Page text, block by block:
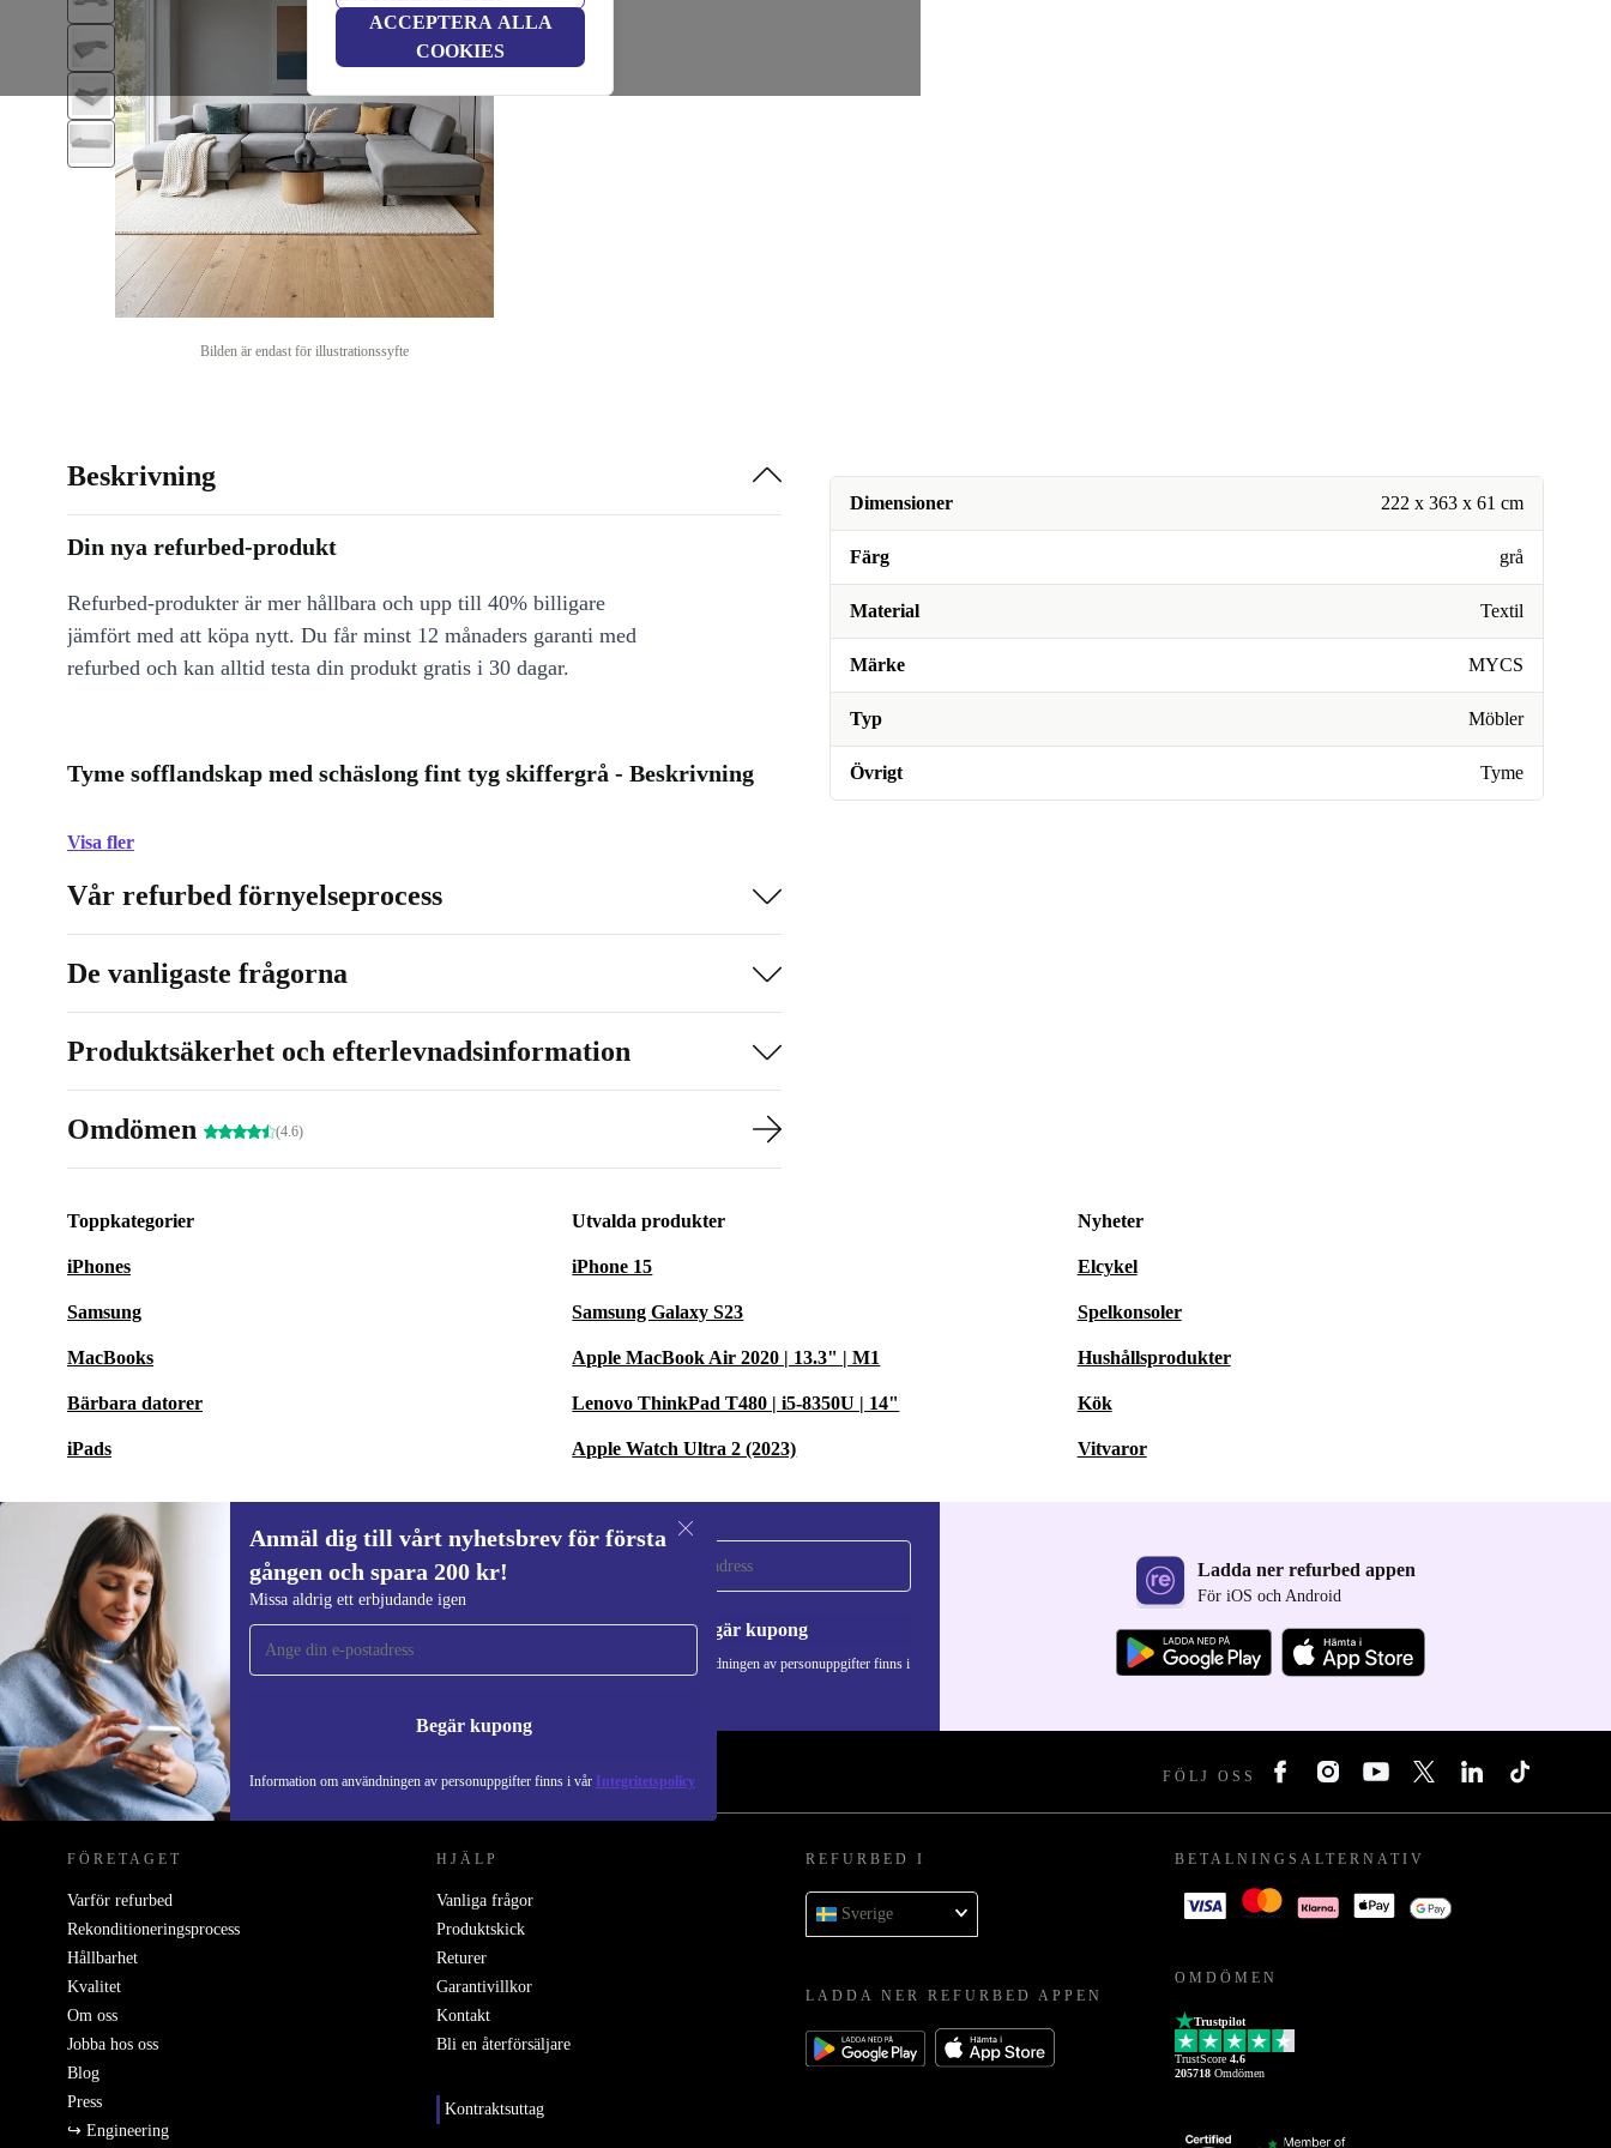
ACCEPTERA ALLA
COOKIES
Bilden är endast för illustrationssyfte
Dimensioner 222 x 363 x 61 cm
Färg grå
Material Textil
Märke MYCS
Typ Möbler
Övrigt Tyme
Beskrivning
Din nya refurbed-produkt
Refurbed-produkter är mer hållbara och upp till 40% billigare
jämfört med att köpa nytt. Du får minst 12 månaders garanti med
refurbed och kan alltid testa din produkt gratis i 30 dagar.
Tyme sofflandskap med schäslong fint tyg skiffergrå - Beskrivning
Visa fler
Vår refurbed förnyelseprocess
De vanligaste frågorna
Produktsäkerhet och efterlevnadsinformation
Omdömen (4.6)
Toppkategorier
iPhones
Samsung
MacBooks
Bärbara datorer
iPads
Utvalda produkter
iPhone 15
Samsung Galaxy S23
Apple MacBook Air 2020 | 13.3" | M1
Lenovo ThinkPad T480 | i5-8350U | 14"
Apple Watch Ultra 2 (2023)
Nyheter
Elcykel
Spelkonsoler
Hushållsprodukter
Kök
Vitvaror
Anmäl dig till vårt nyhetsbrev för första
gången och spara 200 kr!
Missa aldrig ett erbjudande igen
Begär kupong
Information om användningen av personuppgifter finns i vår Integritetspolicy
Anmäl dig till vårt nyhetsbrev för första
gången och spara 200 kr!
Missa aldrig ett erbjudande igen.
Begär kupong
Information om användningen av personuppgifter finns i
Ladda ner refurbed appen
För iOS och Android
REFURBED SVERIGE - RETHINK NEW. FÖLJ OSS
FÖRETAGET
Varför refurbed
Rekonditioneringsprocess
Hållbarhet
Kvalitet
Om oss
Jobba hos oss
Blog
Press
↪ Engineering
HJÄLP
Vanliga frågor
Produktskick
Returer
Garantivillkor
Kontakt
Bli en återförsäljare
Kontraktsuttag
REFURBED I
Sverige
LADDA NER REFURBED APPEN
BETALNINGSALTERNATIV
OMDÖMEN
Trustpilot
TrustScore 4.6
205718 Omdömen